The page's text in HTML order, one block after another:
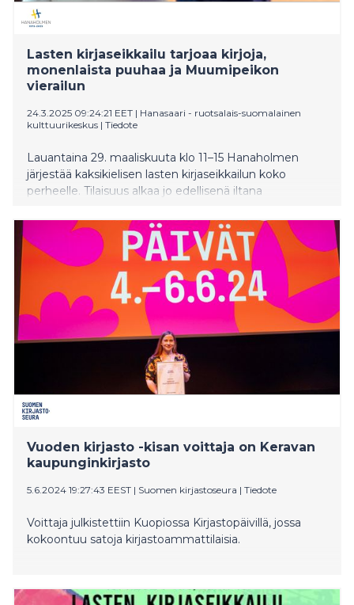
Lasten kirjaseikkailu tarjoaa kirjoja,
monenlaista puuhaa ja Muumipeikon
vierailun
24.3.2025 09:24:21 EET | Hanasaari - ruotsalais-suomalainen
kulttuurikeskus | Tiedote
Lauantaina 29. maaliskuuta klo 11–15 Hanaholmen
järjestää kaksikielisen lasten kirjaseikkailun koko
perheelle. Tilaisuus alkaa jo edellisenä iltana
käsittelevällä seminaarilla.
Vuoden kirjasto -kisan voittaja on Keravan
kaupunginkirjasto
5.6.2024 19:27:43 EEST | Suomen kirjastoseura | Tiedote
Voittaja julkistettiin Kuopiossa Kirjastopäivillä, jossa
kokoontuu satoja kirjastoammattilaisia.